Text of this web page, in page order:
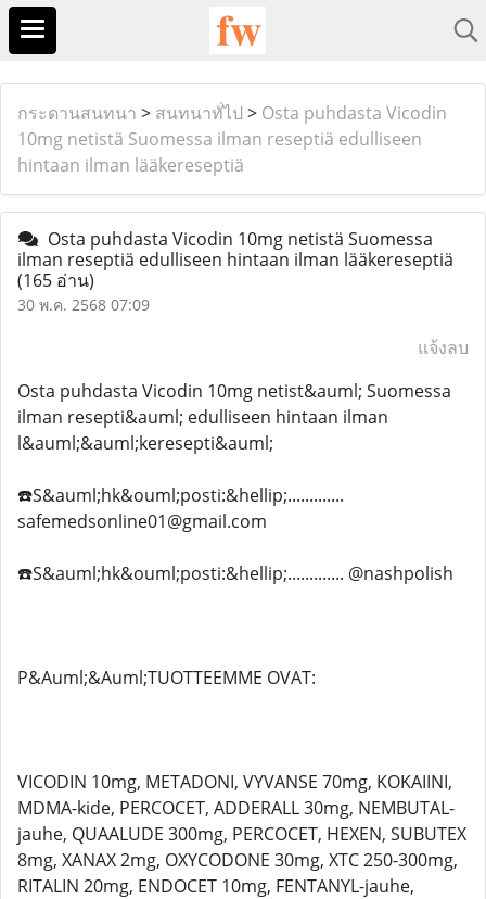
กระดานสนทนา > สนทนาทั่ไป > Osta puhdasta Vicodin
10mg netistä Suomessa ilman reseptiä edulliseen
hintaan ilman lääkereseptiä
Osta puhdasta Vicodin 10mg netistä Suomessa
ilman reseptiä edulliseen hintaan ilman lääkereseptiä
(165 อ่าน)
30 พ.ค. 2568 07:09
แจ้งลบ
Osta puhdasta Vicodin 10mg netist&auml; Suomessa
ilman resepti&auml; edulliseen hintaan ilman
l&auml;&auml;keresepti&auml;
☎️S&auml;hk&ouml;posti:&hellip;.............
safemedsonline01@gmail.com
☎️S&auml;hk&ouml;posti:&hellip;............. @nashpolish
P&Auml;&Auml;TUOTTEEMME OVAT:
VICODIN 10mg, METADONI, VYVANSE 70mg, KOKAIINI,
MDMA-kide, PERCOCET, ADDERALL 30mg, NEMBUTAL-
jauhe, QUAALUDE 300mg, PERCOCET, HEXEN, SUBUTEX
8mg, XANAX 2mg, OXYCODONE 30mg, XTC 250-300mg,
RITALIN 20mg, ENDOCET 10mg, FENTANYL-jauhe,